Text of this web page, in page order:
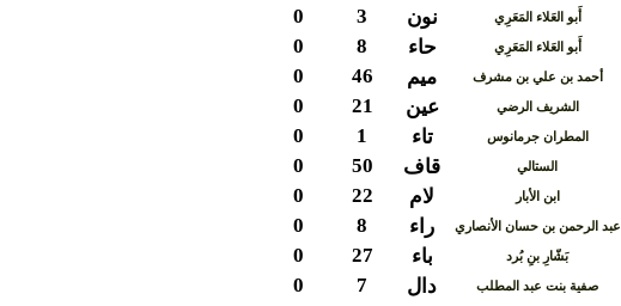
أَبو العَلاء المَعَرِي نون 3
0
أَبو العَلاء المَعَرِي حاء 8
0
أحمد بن علي بن مشرف ميم 46
0
الشريف الرضي عين 21
0
المطران جرمانوس تاء 1
0
الستالي قاف 50
0
ابن الأبار لام 22
0
عبد الرحمن بن حسان الأنصاري راء 8
0
بَشّارِ بنِ بُرد باء 27
0
صفية بنت عبد المطلب دال 7
0